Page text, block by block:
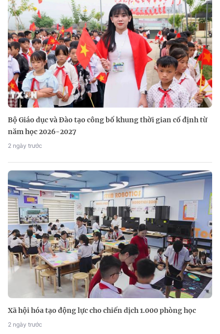
Bộ Giáo dục và Đào tạo công bố khung thời gian cố định từ
năm học 2026-2027
2 ngày trước
Xã hội hóa tạo động lực cho chiến dịch 1.000 phòng học
2 ngày trước